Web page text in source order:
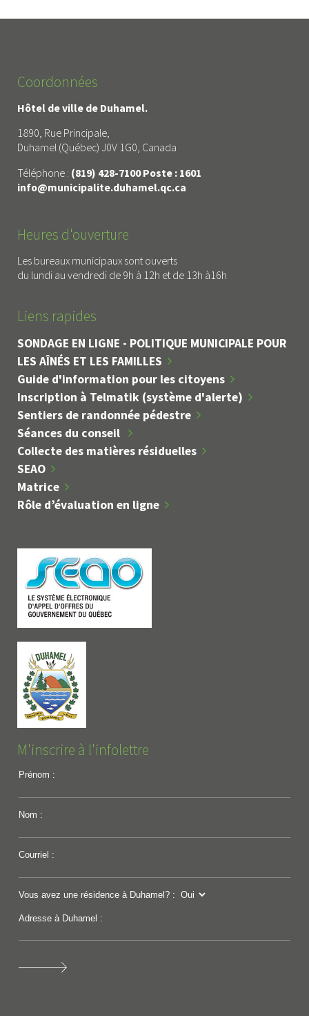
Coordonnées
Hôtel de ville de Duhamel.
1890, Rue Principale,
Duhamel (Québec) J0V 1G0, Canada
Téléphone : (819) 428-7100 Poste : 1601
info@municipalite.duhamel.qc.ca
Heures d'ouverture
Les bureaux municipaux sont ouverts
du lundi au vendredi de 9h à 12h et de 13h à16h
Liens rapides
SONDAGE EN LIGNE - POLITIQUE MUNICIPALE POUR
LES AÎNÉS ET LES FAMILLES
Guide d'information pour les citoyens
Inscription à Telmatik (système d'alerte)
Sentiers de randonnée pédestre
Séances du conseil
Collecte des matières résiduelles
SEAO
Matrice
Rôle d’évaluation en ligne
M'inscrire à l'infolettre
Prénom :
Nom :
Courriel :
Vous avez une résidence à Duhamel? :
Adresse à Duhamel :